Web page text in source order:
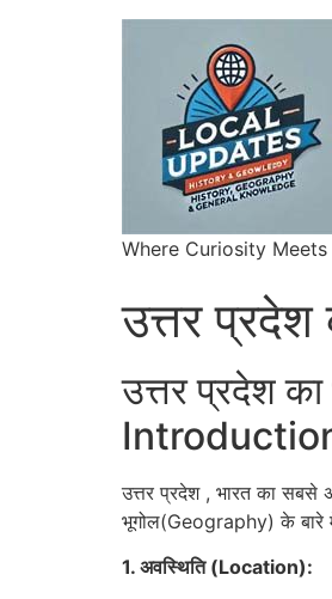
Where Curiosity
उत्तर प्रदेश
उत्तर प्रदेश
उत्तर प्रदेश , भारत का सबसे
भूगोल(Geography) के बारे
1. अवस्थिति (Location):